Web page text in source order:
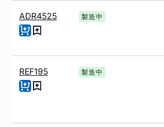
ADR4525 製造中
REF195 製造中